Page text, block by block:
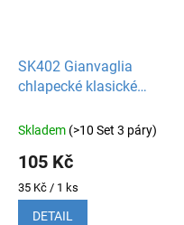
SK402 Gianvaglia
chlapecké klasické
Skladem (>10 Set 3 páry)
105 Kč
Měrná
cena:
35 Kč / 1 ks
DETAIL